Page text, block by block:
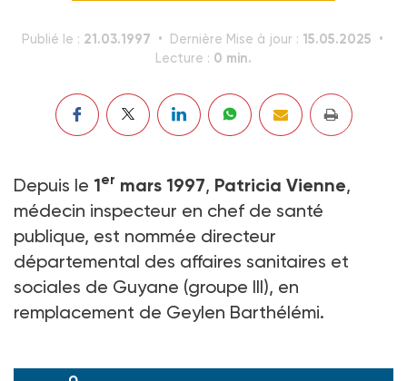
Publié le : 21.03.1997 Dernière Mise à jour : 15.05.2025
Lecture : 0 min.
Depuis le 1er mars 1997, Patricia Vienne,
médecin inspecteur en chef de santé
publique, est nommée directeur
départemental des affaires sanitaires et
sociales de Guyane (groupe III), en
remplacement de Geylen Barthélémi.